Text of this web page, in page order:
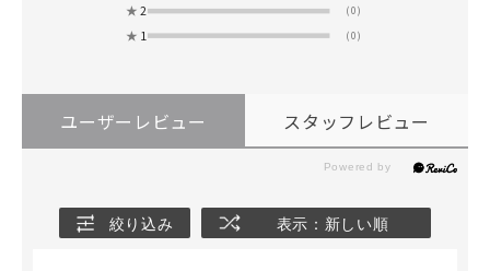
★ 2 (0)
★ 1 (0)
ユーザーレビュー スタッフレビュー
絞り込み 表示：新しい順